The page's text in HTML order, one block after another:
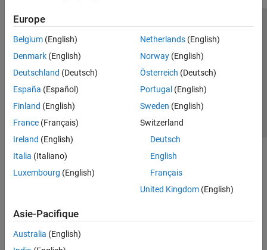
Europe
Belgium (English)
Denmark (English)
Deutschland (Deutsch)
España (Español)
Finland (English)
France (Français)
Ireland (English)
Italia (Italiano)
Luxembourg (English)
Netherlands(English)
Norway(English)
Österreich (Deutsch)
Portugal (English)
Sweden (English)
Switzerland
Deutsch
English
Français
United Kingdom(English)
Asie-Pacifique
Australia (English)
Lutte anti-piratage
Contacts locaux
© 1994-2026 The MathWorks, Inc.